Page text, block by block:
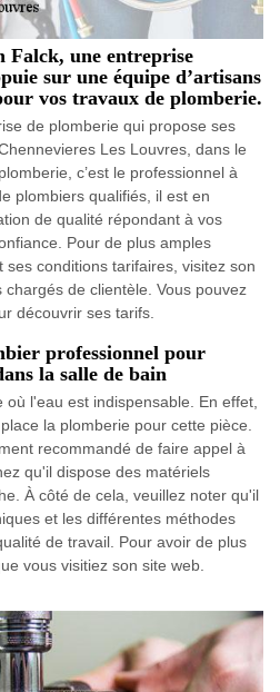
Falck, une entreprise
sur une équipe d’artisans
vos travaux de plomberie.
de plomberie qui propose ses
Les Louvres, dans le
c’est le professionnel à
plombiers qualifiés, il est en
de qualité répondant à vos
Pour de plus amples
conditions tarifaires, visitez son
de clientèle. Vous pouvez
découvrir ses tarifs.
professionnel pour
la salle de bain
l'eau est indispensable. En effet,
la plomberie pour cette pièce.
recommandé de faire appel à
qu'il dispose des matériels
À côté de cela, veuillez noter qu'il
et les différentes méthodes
de travail. Pour avoir de plus
vous visitiez son site web.